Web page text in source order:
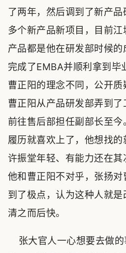
了两年，然后调到了新产
多个新产品新项目，目前
产品都是他在研发部时候
完成了EMBA并顺利拿到毕
曹正阳的理念不同，公开
曹正阳从产品研发部弄到
前往售后部担任副部长至
履历就喜欢上了，他想找的
许振堂年轻、有能力还在
他和曹正阳不对乎，张扬
到了极点，认为这种人就
清之而后快。
张大官人一心想要去做的